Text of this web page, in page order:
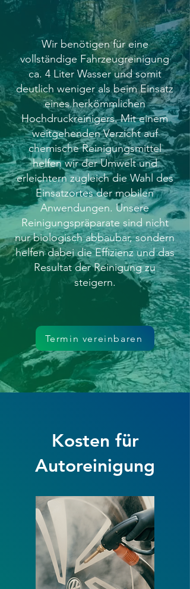
Wir benötigen für eine
vollständige Fahrzeugreinigung
ca. 4 Liter Wasser und somit
deutlich weniger als beim Einsatz
eines herkömmlichen
Hochdruckreinigers. Mit einem
weitgehenden Verzicht auf
chemische Reinigungsmittel
helfen wir der Umwelt und
erleichtern zugleich die Wahl des
Einsatzortes der mobilen
Anwendungen. Unsere
Reinigungspräparate sind nicht
nur biologisch abbaubar, sondern
helfen dabei die Effizienz und das
Resultat der Reinigung zu
steigern.
Termin vereinbaren
Kosten für
Autoreinigung